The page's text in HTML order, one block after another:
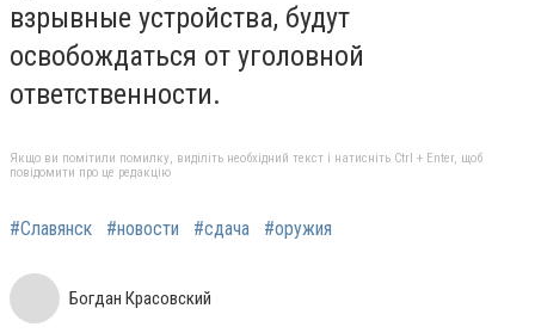
взрывные устройства, будут
освобождаться от уголовной
ответственности.
Якщо ви помітили помилку, виділіть необхідний текст і натисніть Ctrl + Enter, щоб
повідомити про це редакцію
#Славянск #новости #сдача #оружия
Богдан Красовский